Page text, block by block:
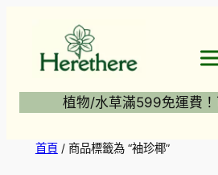
植物/水草滿599免運費！
首頁/ 商品標籤為 “袖珍椰”